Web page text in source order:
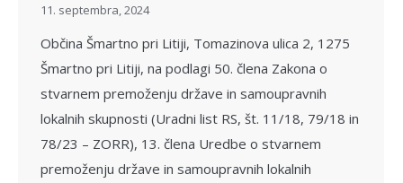
11. septembra, 2024
Občina Šmartno pri Litiji, Tomazinova ulica 2, 1275
Šmartno pri Litiji, na podlagi 50. člena Zakona o
stvarnem premoženju države in samoupravnih
lokalnih skupnosti (Uradni list RS, št. 11/18, 79/18 in
78/23 – ZORR), 13. člena Uredbe o stvarnem
premoženju države in samoupravnih lokalnih